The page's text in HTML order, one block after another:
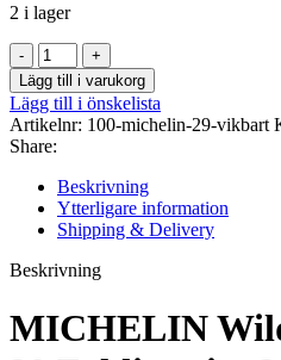
2 i lager
MICHELIN
Wild
Race'R
kit
29
Folding
tire
29
x
2,25
(57-
Lägg till i varukorg
Lägg till i önskelista
Artikelnr: 100-michelin-29-vikbart
Share:
Beskrivning
Ytterligare information
Shipping & Delivery
Beskrivning
MICHELIN